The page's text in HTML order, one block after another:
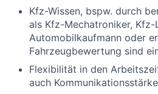
Kfz-Wissen, bspw. durch
als Kfz-Mechatroniker,
Automobilkaufmann oder
Fahrzeugbewertung sind
Flexibilität in den
auch